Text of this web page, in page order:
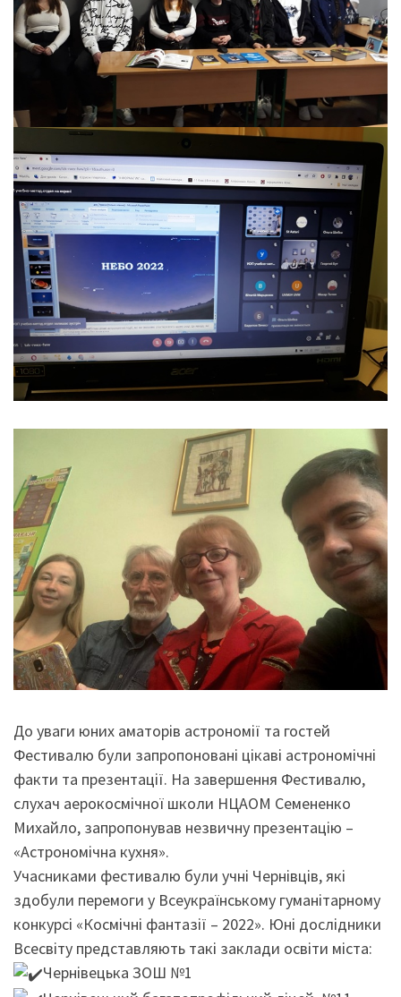
До уваги юних аматорів астрономії та гостей
Фестивалю були запропоновані цікаві астрономічні
факти та презентації. На завершення Фестивалю,
слухач аерокосмічної школи НЦАОМ Семененко
Михайло, запропонував незвичну презентацію –
«Астрономічна кухня».
Учасниками фестивалю були учні Чернівців, які
здобули перемоги у Всеукраїнському гуманітарному
конкурсі «Космічні фантазії – 2022». Юні дослідники
Всесвіту представляють такі заклади освіти міста:
Чернівецька ЗОШ №1